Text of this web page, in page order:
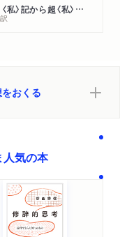
ベンヤミン・コレクション ７ 〈私〉記から超〈私〉記へ
おくる
人気の本